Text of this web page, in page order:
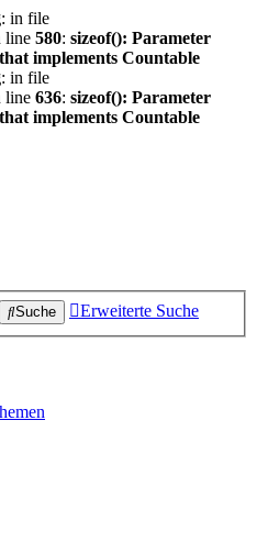
: in file
line 580: sizeof(): Parameter
implements Countable
: in file
line 636: sizeof(): Parameter
implements Countable
Suche Erweiterte Suche